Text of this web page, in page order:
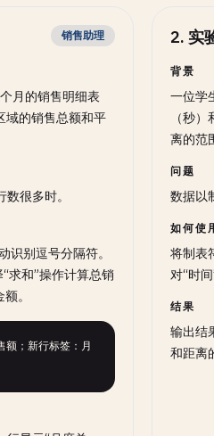
销售助理
月的销售明细表
域的销售总额和平
很多时。
识别逗号分隔符。
求和”操作计算总销
。
；新行标签：月
2. 实
背景
一位学
（秒
离的范
问题
数据以
如何使
将制表
对“时
结果
输出结
和距离